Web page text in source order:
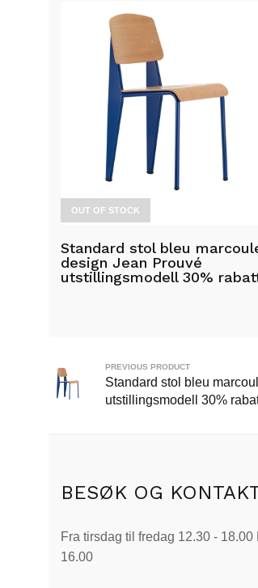
OUT OF STOCK
Standard stol bleu
design Jean Prouvé
utstillingsmodell 30%
PREVIOUS PRODUCT
Standard stol bleu
utstillingsmodell 30%
BESØK OG
Fra tirsdag til fredag 12.30 -
16.00